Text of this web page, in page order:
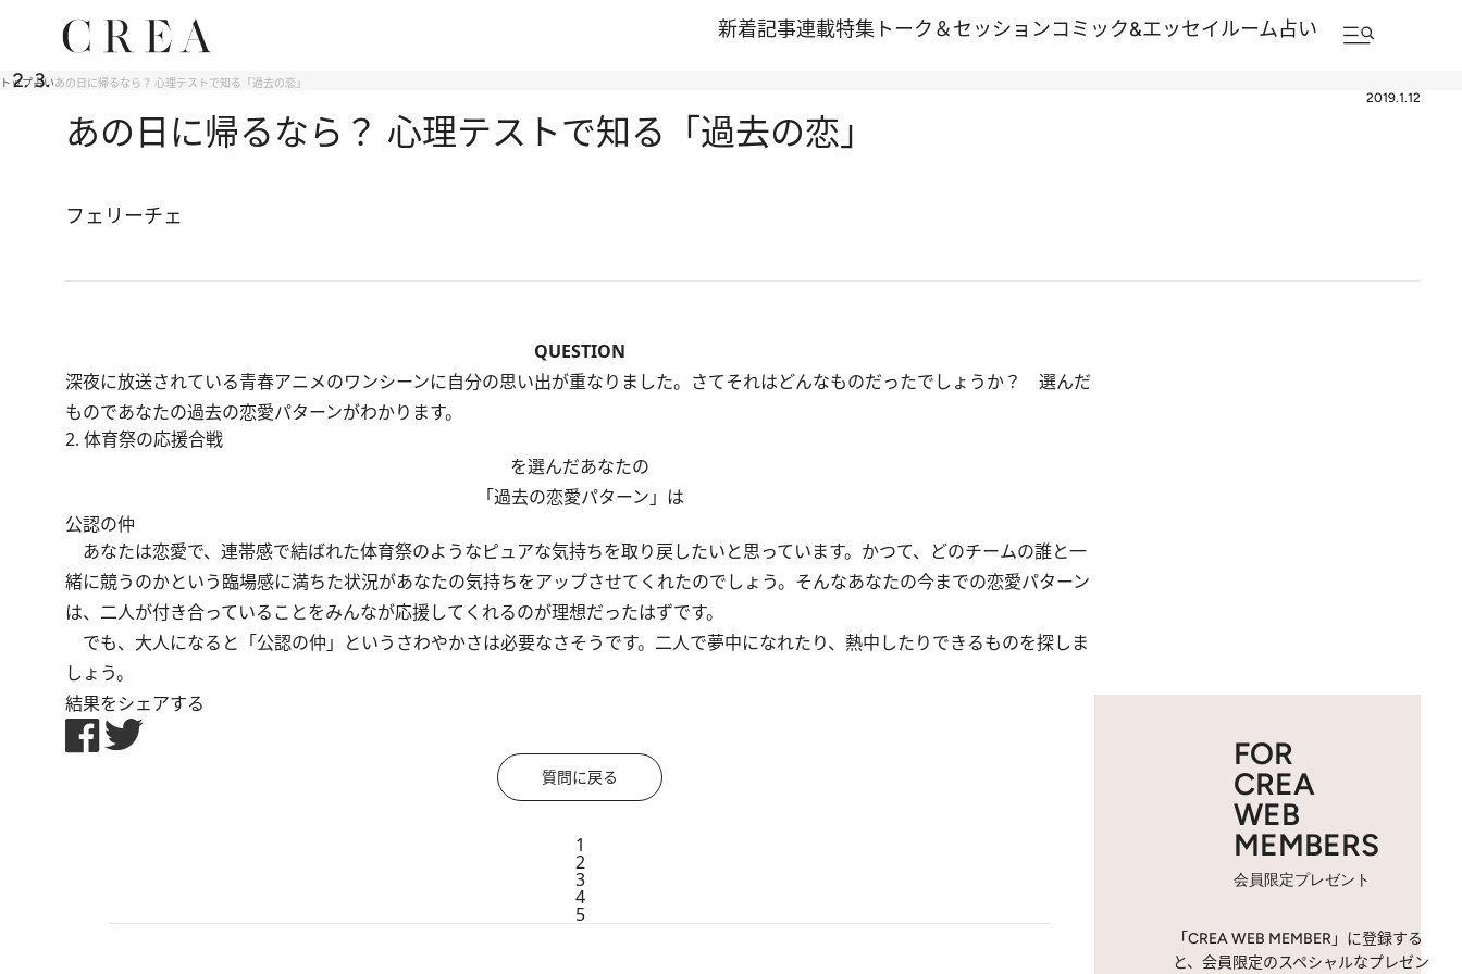
新着記事連載特集 トーク＆セッションコミック&エッセイルーム占い
トップ占いあの日に帰るなら？ 心理テストで知る「過去の恋」
2019.1.12
あの日に帰るなら？ 心理テストで知る「過去の恋」
フェリーチェ
QUESTION
深夜に放送されている青春アニメのワンシーンに自分の思い出が重なりました。さてそれはどんなものだったでしょうか？ 選んだ
ものであなたの過去の恋愛パターンがわかります。
2. 体育祭の応援合戦
を選んだあなたの
「過去の恋愛パターン」は
公認の仲
あなたは恋愛で、連帯感で結ばれた体育祭のようなピュアな気持ちを取り戻したいと思っています。かつて、どのチームの誰と一
緒に競うのかという臨場感に満ちた状況があなたの気持ちをアップさせてくれたのでしょう。そんなあなたの今までの恋愛パターン
は、二人が付き合っていることをみんなが応援してくれるのが理想だったはずです。
でも、大人になると「公認の仲」というさわやかさは必要なさそうです。二人で夢中になれたり、熱中したりできるものを探しま
しょう。
結果をシェアする
質問に戻る
1
2
3
4
5
FOR
CREA
WEB
MEMBERS
会員限定プレゼント
「CREA WEB MEMBER」に登録する
と、会員限定のスペシャルなプレゼン